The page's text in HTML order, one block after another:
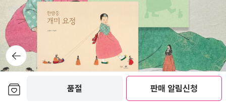
품절 판매 알림신청
뒤로가
기